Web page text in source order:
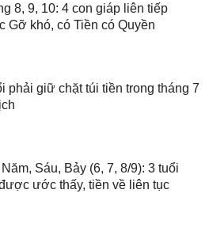
8, 9, 10: 4 con giáp liên tiếp
Gỡ khó, có Tiền có Quyền
phải giữ chặt túi tiền trong tháng 7
Sáu, Bảy (6, 7, 8/9): 3 tuổi
ước thấy, tiền về liên tục